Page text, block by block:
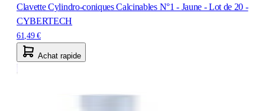
Clavette Cylindro-coniques Calcinables N°1 - Jaune - Lot de 20 -
CYBERTECH
61,49 €
Achat rapide